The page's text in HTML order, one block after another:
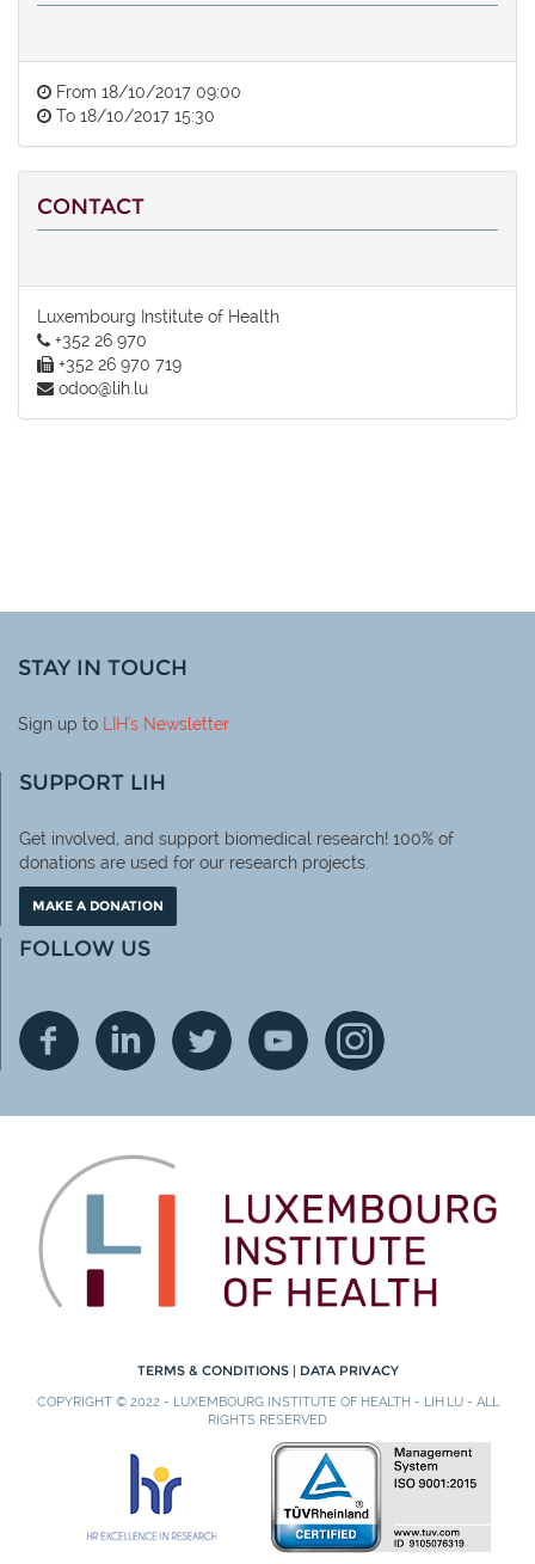
From 18/10/2017 09:00
To 18/10/2017 15:30
CONTACT
Luxembourg Institute of Health
+352 26 970
+352 26 970 719
odoo@lih.lu
STAY IN TOUCH
Sign up to LIH's Newsletter
SUPPORT LIH
Get involved, and support biomedical research! 100% of
donations are used for our research projects.
MAKE A DONATION
FOLLOW US
TERMS & CONDITIONS | DATA PRIVACY
COPYRIGHT © 2022 - LUXEMBOURG INSTITUTE OF HEALTH - LIH.LU - ALL
RIGHTS RESERVED